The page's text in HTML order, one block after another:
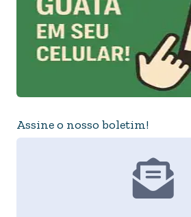
Assine o nosso boletim!